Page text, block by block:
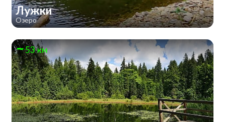
Лужки
Озеро
53 км